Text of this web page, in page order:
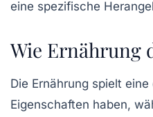
eine spezifische
Wie Ernährung
Die Ernährung spielt
Eigenschaften haben,